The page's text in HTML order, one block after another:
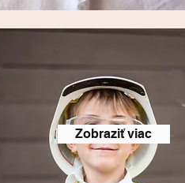
Zobraziť viac